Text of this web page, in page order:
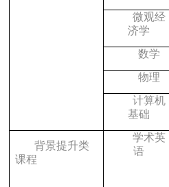
微观经
济学
数学
物理
计算机
基础
背景提升类
课程
学术英
语